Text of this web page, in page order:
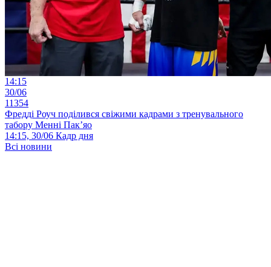
14:15
30/06
11354
Фредді Роуч поділився свіжими кадрами з тренувального
табору Менні Пак’яо
14:15, 30/06 Кадр дня
Всі новини